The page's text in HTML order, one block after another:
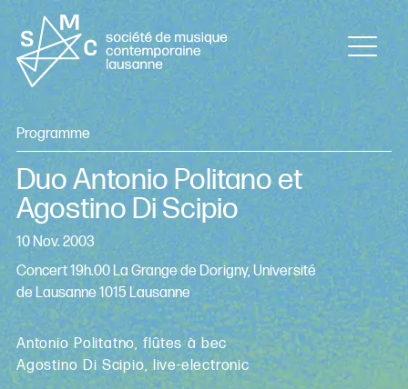
Programme
Duo Antonio Politano et
Agostino Di Scipio
10 Nov. 2003
Concert 19h.00 La Grange de Dorigny, Université
de Lausanne 1015 Lausanne
Antonio Politatno, flûtes à bec
Agostino Di Scipio, live-electronic